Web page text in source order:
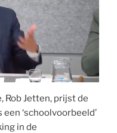
Rob Jetten, prijst de
‘schoolvoorbeeld’
in de